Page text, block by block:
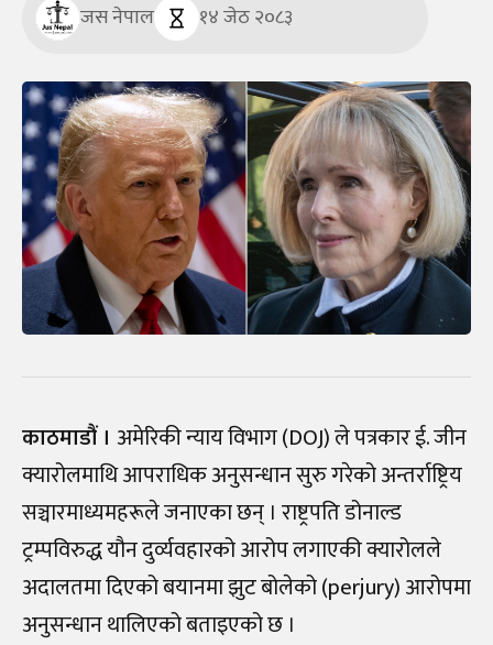
जस नेपाल १४ जेठ २०८३
काठमाडौं । अमेरिकी न्याय विभाग (DOJ) ले पत्रकार ई. जीन
क्यारोलमाथि आपराधिक अनुसन्धान सुरु गरेको अन्तर्राष्ट्रिय
सञ्चारमाध्यमहरूले जनाएका छन् । राष्ट्रपति डोनाल्ड
ट्रम्पविरुद्ध यौन दुर्व्यवहारको आरोप लगाएकी क्यारोलले
अदालतमा दिएको बयानमा झुट बोलेको (perjury) आरोपमा
अनुसन्धान थालिएको बताइएको छ ।